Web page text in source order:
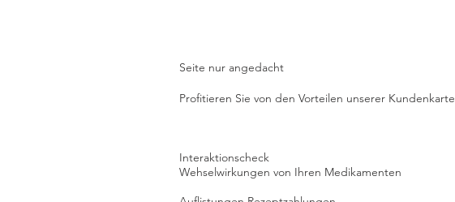
Seite nur angedacht
Profitieren Sie von den Vorteilen unserer Kundenkarte
Interaktionscheck
Wehselwirkungen von Ihren Medikamenten